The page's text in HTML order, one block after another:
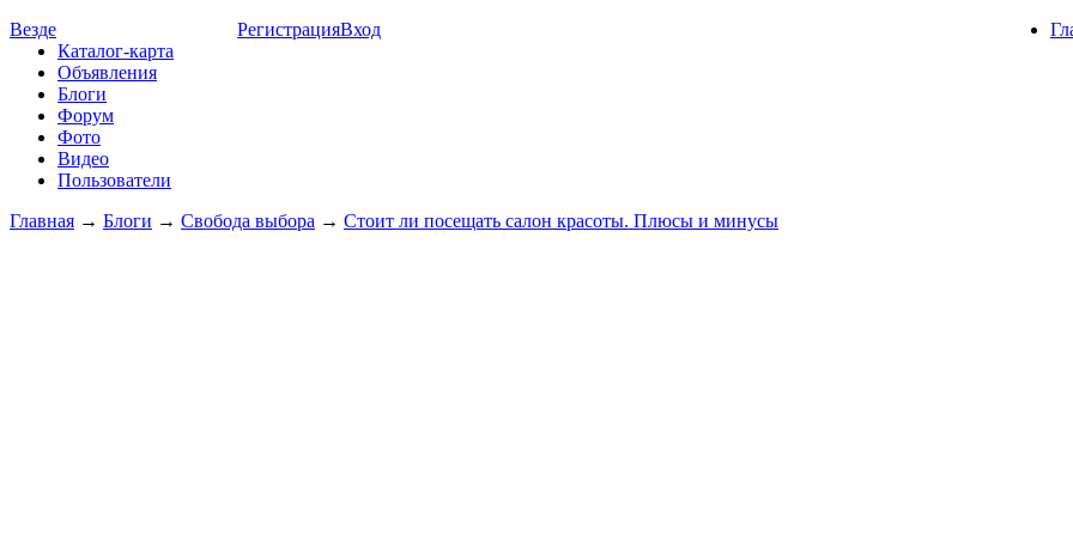
Везде РегистрацияВход
Каталог-карта
Объявления
Блоги
Форум
Фото
Видео
Пользователи
Главная → Блоги → Свобода выбора → Стоит ли посещать салон красоты. Плюсы и минусы